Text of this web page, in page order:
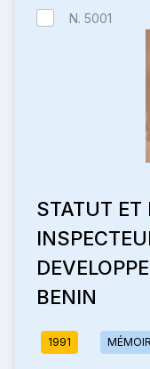
N. 5001
STATUT ET
BENIN
1991